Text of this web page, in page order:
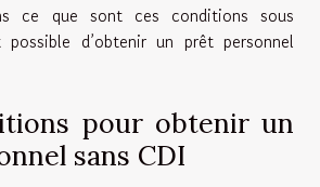
ce que sont ces conditions sous
d’obtenir un prêt personnel
pour obtenir un
sans CDI